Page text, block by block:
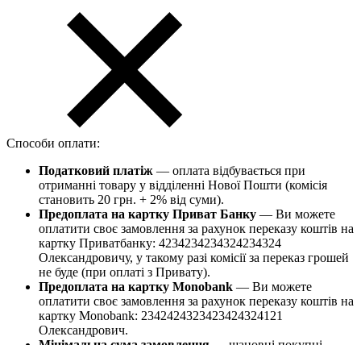
Способи оплати:
Податковий платіж — оплата відбувається при
отриманні товару у відділенні Нової Пошти (комісія
становить 20 грн. + 2% від суми).
Предоплата на картку Приват Банку — Ви можете
оплатити своє замовлення за рахунок переказу коштів на
картку Приватбанку: 4234234234324234324
Олександровичу, у такому разі комісії за переказ грошей
не буде (при оплаті з Привату).
Предоплата на картку Monobank — Ви можете
оплатити своє замовлення за рахунок переказу коштів на
картку Monobank: 2342424323423424324121
Олександрович.